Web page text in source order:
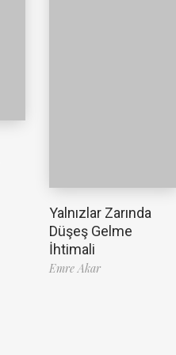
Yalnızlar Zarında
Düşeş Gelme
İhtimali
Emre Akar